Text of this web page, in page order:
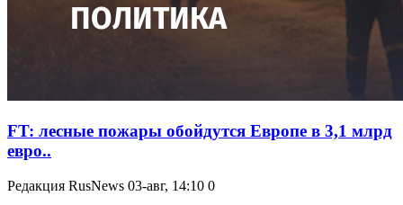
FT: лесные пожары обойдутся Европе в 3,1 млрд
евро..
Редакция RusNews 03-авг, 14:10 0